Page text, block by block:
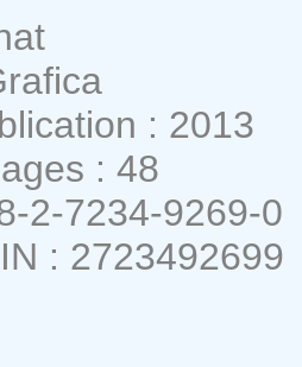
: 2013
: 48
2-7234-9269-0
: 2723492699